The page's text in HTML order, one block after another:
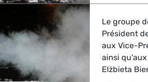
Le groupe
Président
aux Vice-
ainsi
Elżbieta